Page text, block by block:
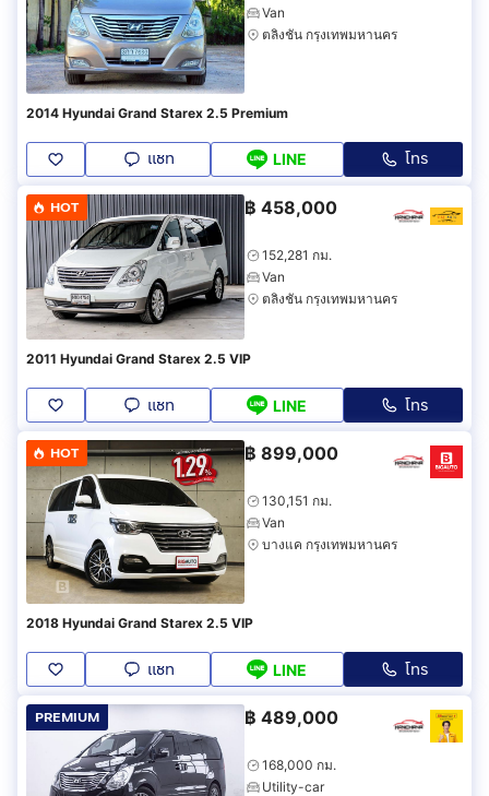
Van
ตลิ่งชัน กรุงเทพมหานคร
2014 Hyundai Grand Starex 2.5 Premium
แชท LINE โทร
HOT ฿ 458,000
152,281 กม.
Van
ตลิ่งชัน กรุงเทพมหานคร
2011 Hyundai Grand Starex 2.5 VIP
แชท LINE โทร
HOT ฿ 899,000
130,151 กม.
Van
บางแค กรุงเทพมหานคร
2018 Hyundai Grand Starex 2.5 VIP
แชท LINE โทร
PREMIUM ฿ 489,000
168,000 กม.
Utility-car